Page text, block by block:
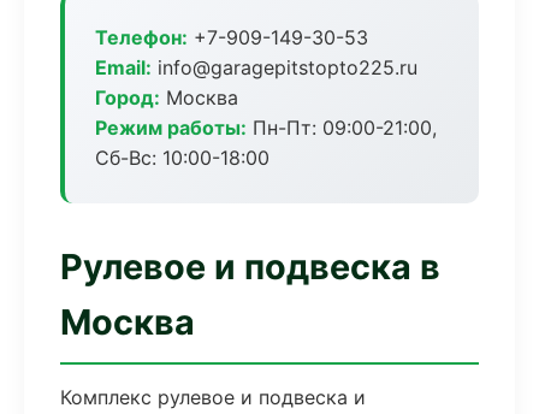
Телефон: +7-909-149-30-53
Email: info@garagepitstopto225.ru
Город: Москва
Режим работы: Пн-Пт: 09:00-21:00,
Сб-Вс: 10:00-18:00
Рулевое и подвеска в
Москва
Комплекс рулевое и подвеска и